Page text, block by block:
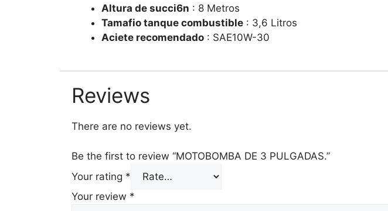
Altura de succi6n : 8 Metros
Tamafio tanque combustible : 3,6 Litros
Aciete recomendado : SAE10W-30
Reviews
There are no reviews yet.
Be the first to review “MOTOBOMBA DE 3 PULGADAS.”
Your rating *
Your review *